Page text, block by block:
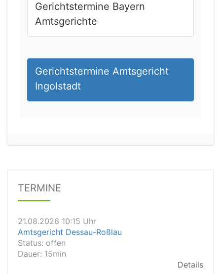
Gerichtstermine Bayern
Amtsgerichte
Gerichtstermine Amtsgericht
Ingolstadt
TERMINE
21.08.2026 10:15 Uhr
Amtsgericht Dessau-Roßlau
Dauer: 15min
21.08.2026 10:10 Uhr
Amtsgericht Solingen